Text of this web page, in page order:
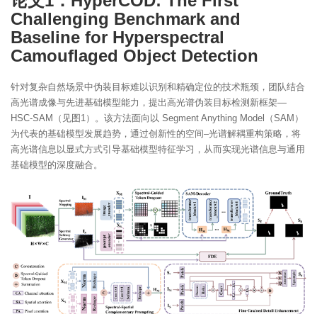
Challenging Benchmark and
Baseline for Hyperspectral
Camouflaged Object Detection
针对复杂自然场景中伪装目标难以识别和精确定位的技术瓶颈，团队结合
高光谱成像与先进基础模型能力，提出高光谱伪装目标检测新框架—
HSC-SAM（见图1）。该方法面向以 Segment Anything Model（SAM）
为代表的基础模型发展趋势，通过创新性的空间–光谱解耦重构策略，将
高光谱信息以显式方式引导基础模型特征学习，从而实现光谱信息与通用
基础模型的深度融合。